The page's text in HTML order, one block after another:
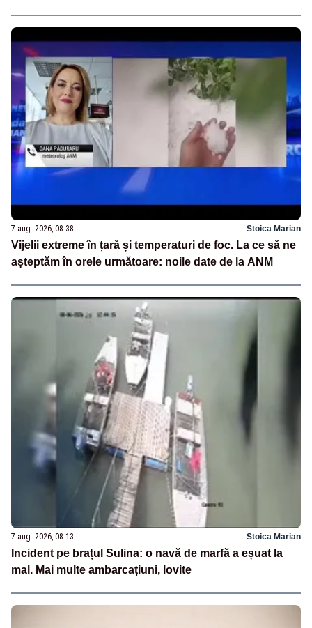
7 aug. 2026, 08:38 Stoica Marian
Vijelii extreme în țară și temperaturi de foc. La ce să ne
așteptăm în orele următoare: noile date de la ANM
7 aug. 2026, 08:13 Stoica Marian
Incident pe brațul Sulina: o navă de marfă a eșuat la
mal. Mai multe ambarcațiuni, lovite